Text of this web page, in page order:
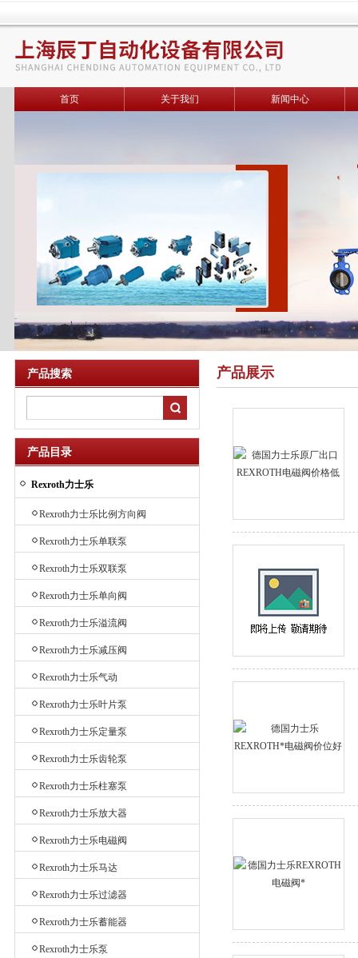
首页 关于我们 新闻中心
产品搜索
产品目录
Rexroth力士乐
Rexroth力士乐比例方向阀
Rexroth力士乐单联泵
Rexroth力士乐双联泵
Rexroth力士乐单向阀
Rexroth力士乐溢流阀
Rexroth力士乐减压阀
Rexroth力士乐气动
Rexroth力士乐叶片泵
Rexroth力士乐定量泵
Rexroth力士乐齿轮泵
Rexroth力士乐柱塞泵
Rexroth力士乐放大器
Rexroth力士乐电磁阀
Rexroth力士乐马达
Rexroth力士乐过滤器
Rexroth力士乐蓄能器
Rexroth力士乐泵
产品展示